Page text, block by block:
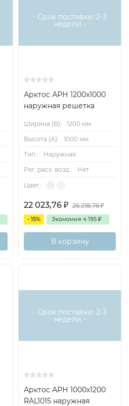
- Срок поставки: 2-3
недели -
Арктос АРН 1200x1000
наружная решетка
Ширина (B):
1200 мм
Высота (А):
1000 мм
Тип.:
Наружная
Рег. расх. возд.:
Нет
Цвет.:
22 023,76 ₽ 26 218,76₽
- 15% Экономия 4 195 ₽
В корзину
- Срок поставки: 2-3
недели -
Арктос АРН 1000x1200
RAL1015 наружная